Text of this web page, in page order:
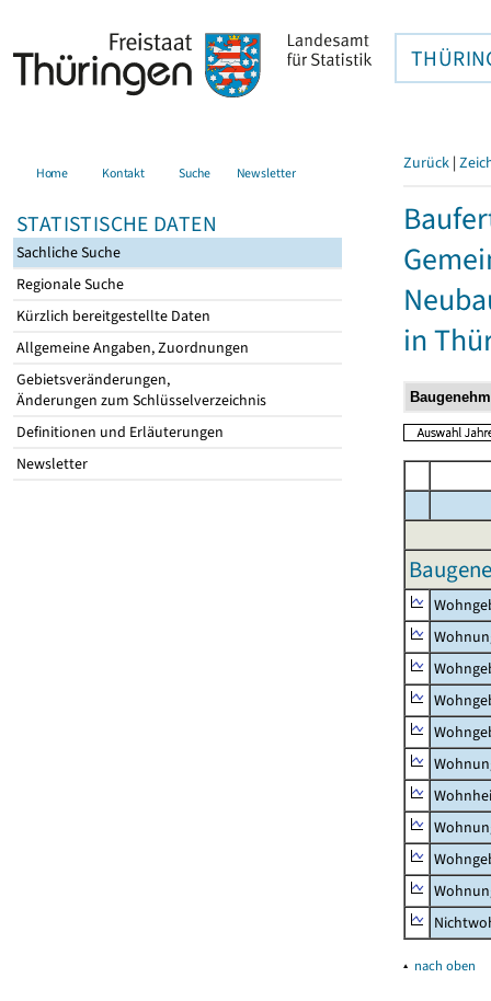
Home Kontakt Suche Newsletter
STATISTISCHE DATEN
Sachliche Suche
Regionale Suche
Kürzlich bereitgestellte Daten
Allgemeine Angaben, Zuordnungen
Gebietsveränderungen,
Änderungen zum Schlüsselverzeichnis
Definitionen und Erläuterungen
Newsletter
Zurück |
in
▴ nach oben